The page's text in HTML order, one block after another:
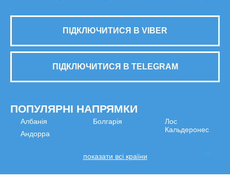
ПІДКЛЮЧИТИСЯ В VIBER
ПІДКЛЮЧИТИСЯ В TELEGRAM
ПОПУЛЯРНІ НАПРЯМКИ
Албанія
Андорра
Болгарія
Лос
Кальдеронес
показати всі країни
МИ В СОЦМЕРЕЖАХ